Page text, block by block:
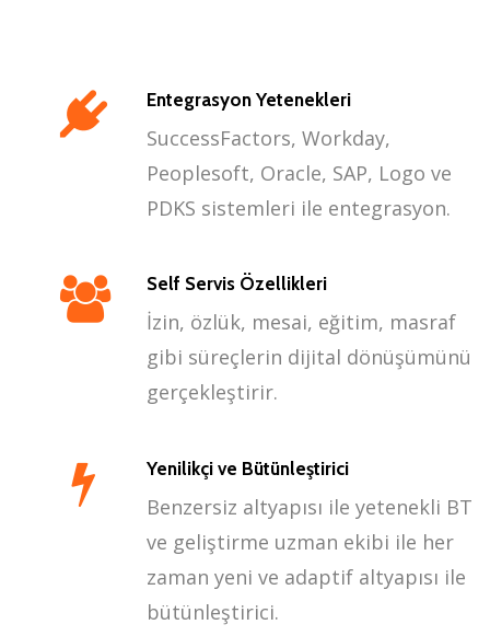
Entegrasyon Yetenekleri
SuccessFactors, Workday,
Peoplesoft, Oracle, SAP, Logo ve
PDKS sistemleri ile entegrasyon.
Self Servis Özellikleri
İzin, özlük, mesai, eğitim, masraf
gibi süreçlerin dijital dönüşümünü
gerçekleştirir.
Yenilikçi ve Bütünleştirici
Benzersiz altyapısı ile yetenekli BT
ve geliştirme uzman ekibi ile her
zaman yeni ve adaptif altyapısı ile
bütünleştirici.